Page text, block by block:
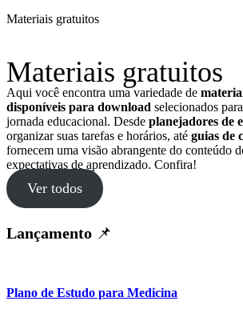
Materiais gratuitos
Materiais gratuitos
Aqui você encontra uma variedade de
disponíveis para download selecionados
jornada educacional. Desde planejadores de
organizar suas tarefas e horários, até guias de
fornecem uma visão abrangente do conteúdo
expectativas de aprendizado. Confira!
Ver todos
Lançamento 📌
Plano de Estudo para Medicina